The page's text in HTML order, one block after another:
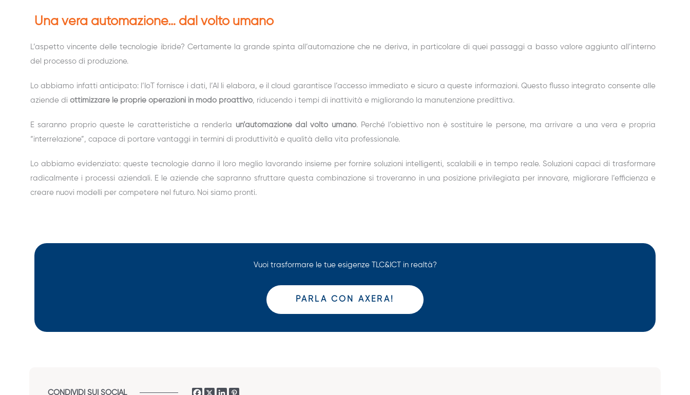
Una vera automazione… dal volto umano
L’aspetto vincente delle tecnologie ibride? Certamente la grande spinta all’automazione che ne deriva, in particolare di quei passaggi a basso valore aggiunto all’interno
del processo di produzione.
Lo abbiamo infatti anticipato: l’IoT fornisce i dati, l’AI li elabora, e il cloud garantisce l’accesso immediato e sicuro a queste informazioni. Questo flusso integrato consente alle
aziende di ottimizzare le proprie operazioni in modo proattivo, riducendo i tempi di inattività e migliorando la manutenzione predittiva.
E saranno proprio queste le caratteristiche a renderla un’automazione dal volto umano. Perché l’obiettivo non è sostituire le persone, ma arrivare a una vera e propria
“interrelazione”, capace di portare vantaggi in termini di produttività e qualità della vita professionale.
Lo abbiamo evidenziato: queste tecnologie danno il loro meglio lavorando insieme per fornire soluzioni intelligenti, scalabili e in tempo reale. Soluzioni capaci di trasformare
radicalmente i processi aziendali. E le aziende che sapranno sfruttare questa combinazione si troveranno in una posizione privilegiata per innovare, migliorare l’efficienza e
creare nuovi modelli per competere nel futuro. Noi siamo pronti.
Vuoi trasformare le tue esigenze TLC&ICT in realtà?
PARLA CON AXERA!
CONDIVIDI SUI SOCIAL